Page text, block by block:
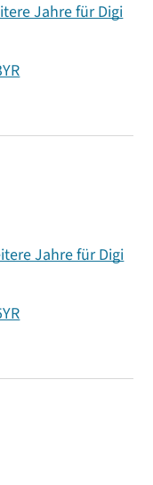
Jahre für Digi
Jahre für Digi